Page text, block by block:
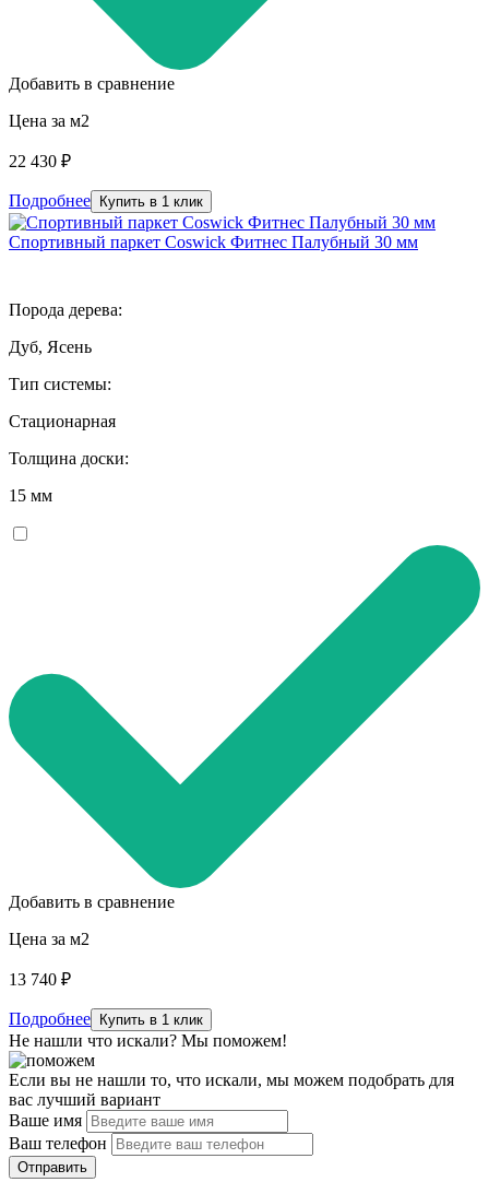
Добавить в сравнение
Цена за м2
22 430 ₽
Подробнее Купить в 1 клик
Спортивный паркет Coswick Фитнес Палубный 30 мм
Порода дерева:
Дуб, Ясень
Тип системы:
Стационарная
Толщина доски:
15 мм
Добавить в сравнение
Цена за м2
13 740 ₽
Подробнее Купить в 1 клик
Не нашли что искали? Мы поможем!
Если вы не нашли то, что искали, мы можем подобрать для
вас лучший вариант
Ваше имя
Ваш телефон
Отправить